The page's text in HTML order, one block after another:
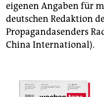
eigenen Angaben für
deutschen Redaktion
Propagandasenders
China International).